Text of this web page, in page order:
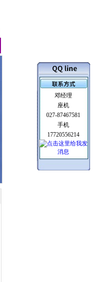
邓经理
座机
027-87467581
手机
17720556214